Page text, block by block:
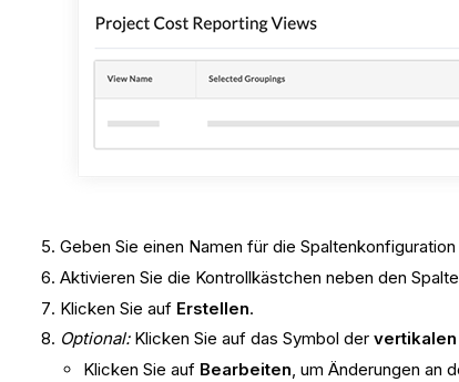
Geben Sie einen Namen für die
Aktivieren Sie die Kontrollkästchen neben den
Klicken Sie auf Erstellen.
Optional: Klicken Sie auf das Symbol der
Klicken Sie auf Bearbeiten, um Änderungen an